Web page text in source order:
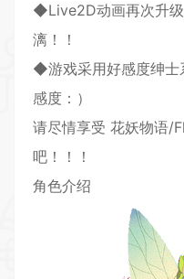
◆Live2D动画再次升
漓！！
◆游戏采用好感度绅士
感度：）
请尽情享受 花妖物语/
吧！！！
角色介绍